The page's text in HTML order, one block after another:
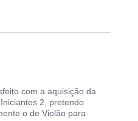
com a aquisição da
2, pretendo
o de Violão para